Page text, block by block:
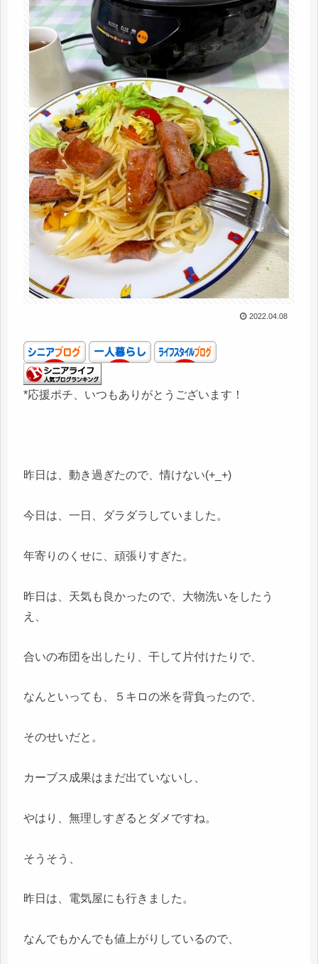
2022.04.08
*応援ポチ、いつもありがとうございます！
昨日は、動き過ぎたので、情けない(+_+)
今日は、一日、ダラダラしていました。
年寄りのくせに、頑張りすぎた。
昨日は、天気も良かったので、大物洗いをしたう
え、
合いの布団を出したり、干して片付けたりで、
なんといっても、５キロの米を背負ったので、
そのせいだと。
カーブス成果はまだ出ていないし、
やはり、無理しすぎるとダメですね。
そうそう、
昨日は、電気屋にも行きました。
なんでもかんでも値上がりしているので、